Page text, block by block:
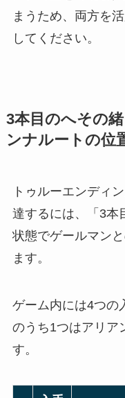
まうため、両方を
してください。
3本目のへその
ンナルートの位
トゥルーエンディ
達するには、「3本
状態でゲールマン
ます。
ゲーム内には4つの
のうち1つはアリア
す。